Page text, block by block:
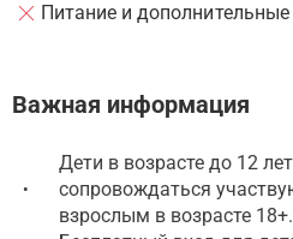
Питание и
Важная информация
•
Дети в возрасте до 12
сопровождаться
взрослым в возрасте 18+.